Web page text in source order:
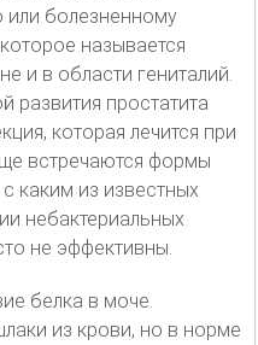
болезненному
называется
и в области гениталий.
развития простатита
которая лечится при
встречаются формы
каким из известных
небактериальных
не эффективны.
белка в моче.
из крови, но в норме